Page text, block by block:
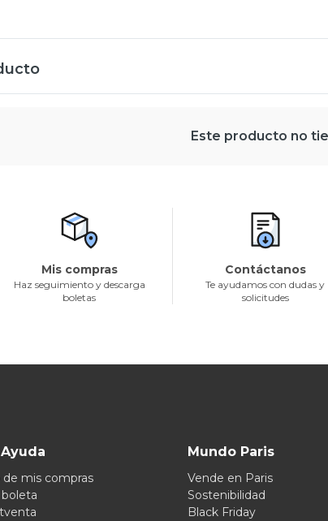
Este producto no
Mis compras
Haz seguimiento y descarga
boletas
Contáctanos
Te ayudamos con dudas y
solicitudes
mis compras
Mundo Paris
Vende en Paris
Sostenibilidad
Black Friday